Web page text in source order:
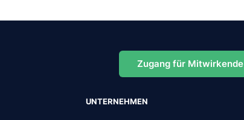
Zugang für Mitwirkende
UNTERNEHMEN